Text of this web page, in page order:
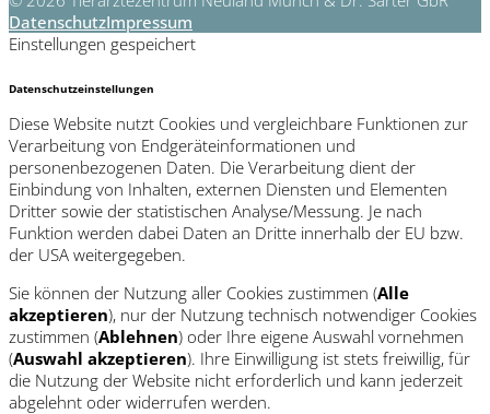
DatenschutzImpressum
Einstellungen gespeichert
Datenschutzeinstellungen
Diese Website nutzt Cookies und vergleichbare Funktionen zur
Verarbeitung von Endgeräteinformationen und
personenbezogenen Daten. Die Verarbeitung dient der
Einbindung von Inhalten, externen Diensten und Elementen
Dritter sowie der statistischen Analyse/Messung. Je nach
Funktion werden dabei Daten an Dritte innerhalb der EU bzw.
der USA weitergegeben.
Sie können der Nutzung aller Cookies zustimmen (Alle
akzeptieren), nur der Nutzung technisch notwendiger Cookies
zustimmen (Ablehnen) oder Ihre eigene Auswahl vornehmen
(Auswahl akzeptieren). Ihre Einwilligung ist stets freiwillig, für
die Nutzung der Website nicht erforderlich und kann jederzeit
abgelehnt oder widerrufen werden.